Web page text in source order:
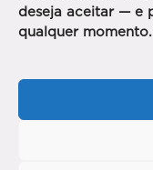
deseja aceitar — e
qualquer momento.